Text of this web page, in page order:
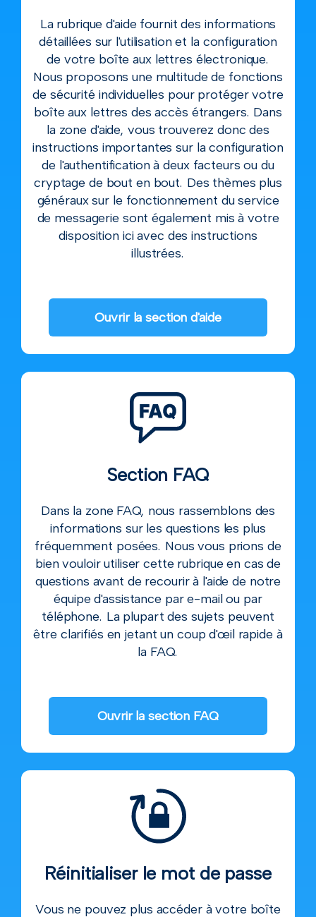
La rubrique d'aide fournit des informations
détaillées sur l'utilisation et la configuration
de votre boîte aux lettres électronique.
Nous proposons une multitude de fonctions
de sécurité individuelles pour protéger votre
boîte aux lettres des accès étrangers. Dans
la zone d'aide, vous trouverez donc des
instructions importantes sur la configuration
de l'authentification à deux facteurs ou du
cryptage de bout en bout. Des thèmes plus
généraux sur le fonctionnement du service
de messagerie sont également mis à votre
disposition ici avec des instructions
illustrées.
Ouvrir la section d'aide
Section FAQ
Dans la zone FAQ, nous rassemblons des
informations sur les questions les plus
fréquemment posées. Nous vous prions de
bien vouloir utiliser cette rubrique en cas de
questions avant de recourir à l'aide de notre
équipe d'assistance par e-mail ou par
téléphone. La plupart des sujets peuvent
être clarifiés en jetant un coup d'œil rapide à
la FAQ.
Ouvrir la section FAQ
Réinitialiser le mot de passe
Vous ne pouvez plus accéder à votre boîte